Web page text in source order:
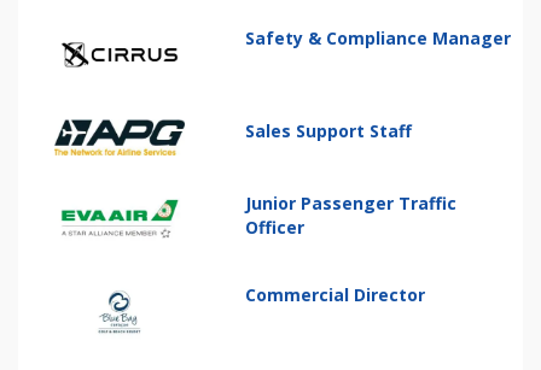
Safety & Compliance Manager
Sales Support Staff
Junior Passenger Traffic
Officer
Commercial Director